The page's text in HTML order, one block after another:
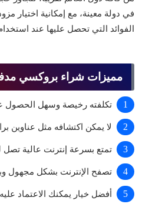
في دولة معينة، مع إمكانية اختيار
الفوائد التي تحصل عليها عند
مميزات شراء بروكسي
تكلفته رخيصة وسهل الحصول
لا يمكن اكتشافه مثل عناوين
تمتع بسرعة إنترنت عالية تصل
تصفح الإنترنت بشكل مجهول
أفضل خيار يمكنك الاعتماد